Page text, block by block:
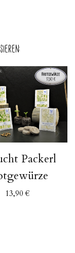
Packerl
13,90€